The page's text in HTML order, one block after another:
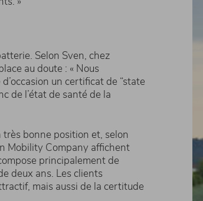
Selon Sven, chez
au doute : « Nous
un certificat de “state
de l’état de santé de la
bonne position et, selon
Mobility Company affichent
principalement de
deux ans. Les clients
mais aussi de la certitude